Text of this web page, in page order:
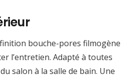
finition bouche-pores filmogène
l’entretien. Adapté à toutes
salon à la salle de bain. Une